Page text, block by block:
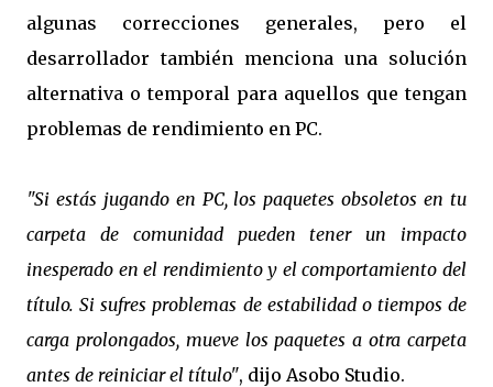
algunas correcciones generales, pero el
desarrollador también menciona una solución
alternativa o temporal para aquellos que tengan
problemas de rendimiento en PC.
"Si estás jugando en PC, los paquetes obsoletos en tu
carpeta de comunidad pueden tener un impacto
inesperado en el rendimiento y el comportamiento del
título. Si sufres problemas de estabilidad o tiempos de
carga prolongados, mueve los paquetes a otra carpeta
antes de reiniciar el título", dijo Asobo Studio.